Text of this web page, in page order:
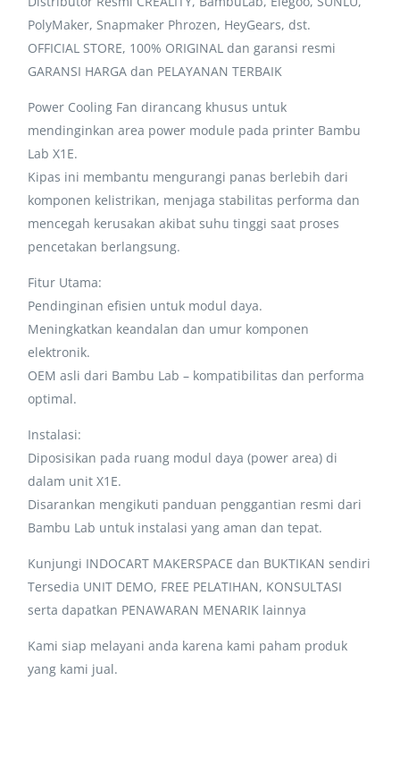
PolyMaker, Snapmaker Phrozen, HeyGears, dst.
OFFICIAL STORE, 100% ORIGINAL dan garansi resmi
GARANSI HARGA dan PELAYANAN TERBAIK
Power Cooling Fan dirancang khusus untuk
mendinginkan area power module pada printer Bambu
Lab X1E.
Kipas ini membantu mengurangi panas berlebih dari
komponen kelistrikan, menjaga stabilitas performa dan
mencegah kerusakan akibat suhu tinggi saat proses
pencetakan berlangsung.
Fitur Utama:
Pendinginan efisien untuk modul daya.
Meningkatkan keandalan dan umur komponen
elektronik.
OEM asli dari Bambu Lab – kompatibilitas dan performa
optimal.
Instalasi:
Diposisikan pada ruang modul daya (power area) di
dalam unit X1E.
Disarankan mengikuti panduan penggantian resmi dari
Bambu Lab untuk instalasi yang aman dan tepat.
Kunjungi INDOCART MAKERSPACE dan BUKTIKAN sendiri
Tersedia UNIT DEMO, FREE PELATIHAN, KONSULTASI
serta dapatkan PENAWARAN MENARIK lainnya
Kami siap melayani anda karena kami paham produk
yang kami jual.